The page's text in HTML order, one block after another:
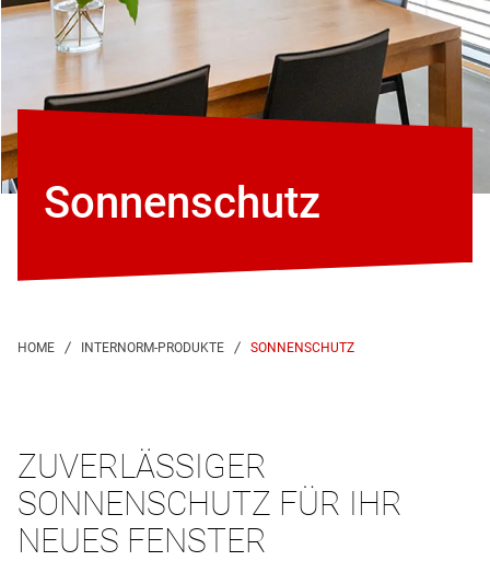
Sonnenschutz
SONNENSCHUTZ
ZUVERLÄSSIGER
SONNENSCHUTZ FÜR IHR
NEUES FENSTER